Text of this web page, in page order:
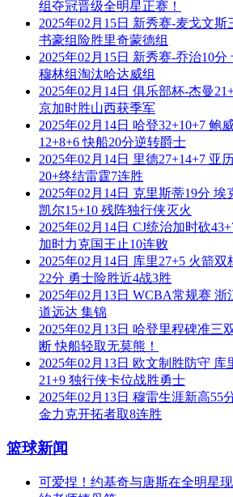
组夺冠晋级全明星正赛！
2025年02月15日 新秀赛-麦戈文
书豪组险胜里奇蒙德组
2025年02月15日 新秀赛-乔治10
穆林组淘汰哈达威组
2025年02月14日 俱乐部杯-杰曼
京加时胜山西获季军
2025年02月14日 哈登32+10+7 鲍
12+8+6 快船20分逆转爵士
2025年02月14日 里德27+14+7 亚
20+终结雷霆7连胜
2025年02月14日 克里斯蒂19分 埃
凯尔15+10 残阵独行侠灭火
2025年02月14日 CJ统治加时砍
加时力克国王止10连败
2025年02月14日 库里27+5 火箭
22分 勇士险胜近4战3胜
2025年02月13日 WCBA常规赛 浙
道远达 集锦
2025年02月13日 哈登里程碑准三
断 快船轻取无莫熊！
2025年02月13日 欧文制胜防守 库
21+9 独行侠卡位战胜勇士
2025年02月13日 穆雷生涯新高55
金力克开拓者取8连胜
篮球新闻
可爱捏！约基奇与唐斯在全明